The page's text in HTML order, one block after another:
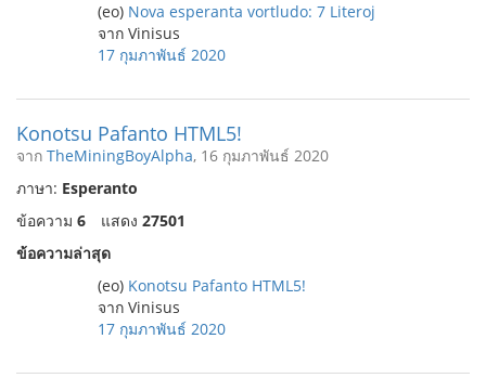
(eo) Nova esperanta vortludo: 7 Literoj
จาก Vinisus
17 กุมภาพันธ์ 2020
Konotsu Pafanto HTML5!
จาก TheMiningBoyAlpha, 16 กุมภาพันธ์ 2020
ภาษา: Esperanto
ข้อความ 6 แสดง 27501
ข้อความล่าสุด
(eo) Konotsu Pafanto HTML5!
จาก Vinisus
17 กุมภาพันธ์ 2020